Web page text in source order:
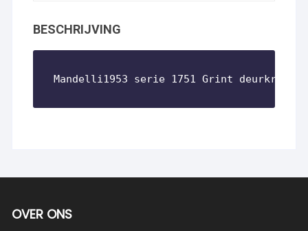
BESCHRIJVING
Mandelli1953 serie 1751 Grint deurkruk
OVER ONS